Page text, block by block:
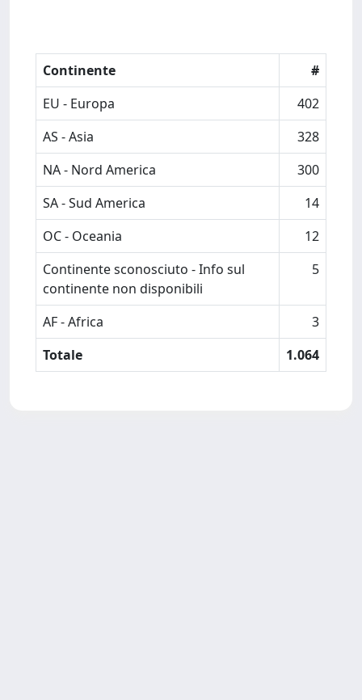
Continente
#
EU - Europa
402
AS - Asia
328
NA - Nord America
300
SA - Sud America
14
OC - Oceania
12
Continente sconosciuto - Info sul
continente non disponibili
5
AF - Africa
3
Totale
1.064